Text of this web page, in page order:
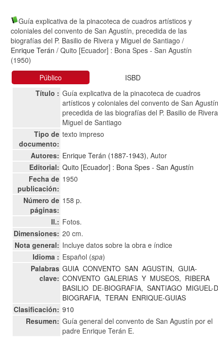
Guía explicativa de la pinacoteca de cuadros artísticos y
coloniales del convento de San Agustín, precedida de las
biografías del P. Basilio de Rivera y Miguel de Santiago /
Enrique Terán / Quito [Ecuador] : Bona Spes - San Agustín
(1950)
Público
ISBD
Título : Guía explicativa de la pinacoteca de cuadros
artísticos y coloniales del convento de San
precedida de las biografías del P. Basilio de
Miguel de Santiago
Tipo de
documento:
texto impreso
Autores: Enrique Terán (1887-1943), Autor
Editorial: Quito [Ecuador] : Bona Spes - San Agustín
Fecha de
publicación:
1950
Número de
páginas:
158 p.
Il.: Fotos.
Dimensiones: 20 cm.
Nota general: Incluye datos sobre la obra e índice
Idioma : Español (spa)
Palabras
clave:
GUIA CONVENTO SAN AGUSTIN, GUIA-
CONVENTO GALERIAS Y MUSEOS, RIBERA
BASILIO DE-BIOGRAFIA, SANTIAGO MIGUEL-
BIOGRAFIA, TERAN ENRIQUE-GUIAS
Clasificación: 910
Resumen: Guía general del convento de San Agustín por el
padre Enrique Terán E.